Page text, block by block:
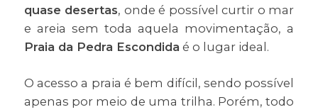
quase desertas, onde é possível curtir o mar
e areia sem toda aquela movimentação, a
Praia da Pedra Escondida é o lugar ideal.
O acesso a praia é bem difícil, sendo possível
apenas por meio de uma trilha. Porém, todo